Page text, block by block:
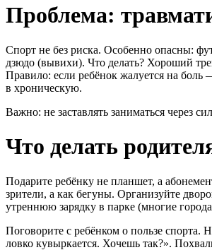
Проблема:
Спорт не без риска. Особенно опасны:
дзюдо (вывихи). Что делать? Хороший
Правило: если ребёнок жалуется на
в хроническую.
Важно: не заставлять заниматься через
Что делать
Подарите ребёнку не планшет, а
зрители, а как бегуны. Организуйте
утреннюю зарядку в парке (многие
Поговорите с ребёнком о пользе спорта.
ловко кувыркается. Хочешь так?».